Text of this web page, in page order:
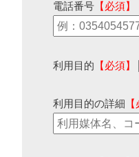
電話番号 【必須】
利用目的 【必須】
利用目的の詳細